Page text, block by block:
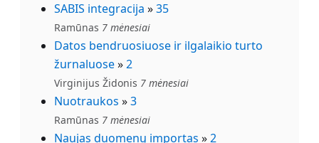
SABIS integracija »35
Ramūnas 7 mėnesiai
Datos bendruosiuose ir ilgalaikio turto
žurnaluose»2
Virginijus Židonis 7 mėnesiai
Nuotraukos »3
Ramūnas 7 mėnesiai
Naujas duomenų importas »2